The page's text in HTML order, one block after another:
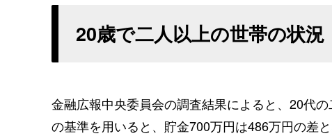
20歳で二人以上の世帯の状況
金融広報中央委員会の調査結果によると、20代
の基準を用いると、貯金700万円は486万円の差